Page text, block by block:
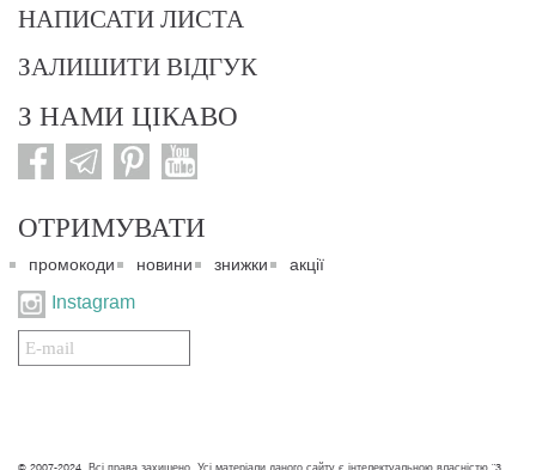
НАПИСАТИ ЛИСТА
ЗАЛИШИТИ ВІДГУК
З НАМИ ЦІКАВО
ОТРИМУВАТИ
промокоди новини знижки акції
Instagram
Подписаться
на